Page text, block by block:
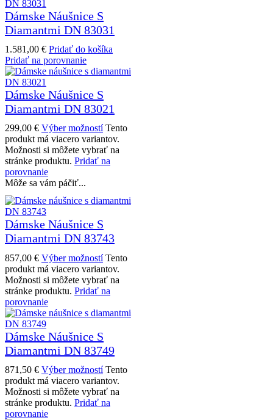
Dámske Náušnice S
Diamantmi DN 83031
1.581,00 € Pridať do košíka
Pridať na porovnanie
Dámske Náušnice S
Diamantmi DN 83021
299,00 € Výber možností Tento
produkt má viacero variantov.
Možnosti si môžete vybrať na
stránke produktu. Pridať na
porovnanie
Môže sa vám páčiť...
Dámske Náušnice S
Diamantmi DN 83743
857,00 € Výber možností Tento
produkt má viacero variantov.
Možnosti si môžete vybrať na
stránke produktu. Pridať na
porovnanie
Dámske Náušnice S
Diamantmi DN 83749
871,50 € Výber možností Tento
produkt má viacero variantov.
Možnosti si môžete vybrať na
stránke produktu. Pridať na
porovnanie